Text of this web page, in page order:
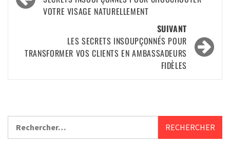
VOTRE VISAGE NATURELLEMENT
SUIVANT
LES SECRETS INSOUPÇONNÉS POUR
TRANSFORMER VOS CLIENTS EN AMBASSADEURS
FIDÈLES